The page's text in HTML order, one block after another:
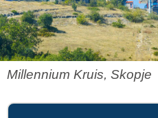
Millennium Kruis, Skopje